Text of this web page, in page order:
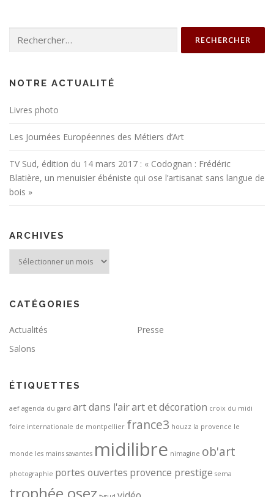
NOTRE ACTUALITÉ
Livres photo
Les Journées Européennes des Métiers d’Art
TV Sud, édition du 14 mars 2017 : « Codognan : Frédéric
Blatière, un menuisier ébéniste qui ose l’artisanat sans langue de
bois »
ARCHIVES
CATÉGORIES
Actualités
Presse
Salons
ÉTIQUETTES
aef agenda du gard art dans l'airart et décoration croix du midi
foire internationale de montpellier france3 houzz la provence le
monde les mains savantes midilibre nimagine ob'art
photographie portes ouvertes provence prestige sema
trophée osez